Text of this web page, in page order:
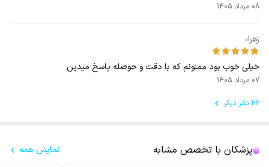
08 مرداد 1405
زهرا
خیلی خوب بود ممنونم که با دقت و حوصله پاسخ میدین
07 مرداد 1405
46 نظر دیگر
پزشکان با تخصص مشابه نمایش همه